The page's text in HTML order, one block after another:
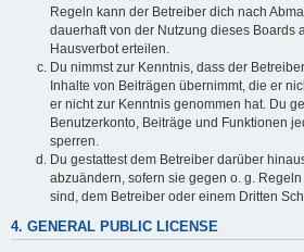
Regeln kann der Betreiber dich nach
dauerhaft von der Nutzung dieses Boards
Hausverbot erteilen.
Du nimmst zur Kenntnis, dass der
Inhalte von Beiträgen übernimmt, die er
er nicht zur Kenntnis genommen hat. Du
Benutzerkonto, Beiträge und Funktionen
sperren.
Du gestattest dem Betreiber darüber
abzuändern, sofern sie gegen o. g.
sind, dem Betreiber oder einem Dritten
4. GENERAL PUBLIC LICENSE